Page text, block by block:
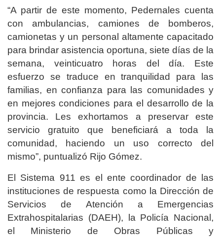
“A partir de este momento, Pedernales cuenta
con ambulancias, camiones de bomberos,
camionetas y un personal altamente capacitado
para brindar asistencia oportuna, siete días de la
semana, veinticuatro horas del día. Este
esfuerzo se traduce en tranquilidad para las
familias, en confianza para las comunidades y
en mejores condiciones para el desarrollo de la
provincia. Les exhortamos a preservar este
servicio gratuito que beneficiará a toda la
comunidad, haciendo un uso correcto del
mismo”, puntualizó Rijo Gómez.
El Sistema 911 es el ente coordinador de las
instituciones de respuesta como la Dirección de
Servicios de Atención a Emergencias
Extrahospitalarias (DAEH), la Policía Nacional,
el Ministerio de Obras Públicas y